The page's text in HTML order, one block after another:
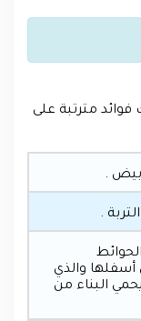
مترتبة على
.
.
والذي
البناء من